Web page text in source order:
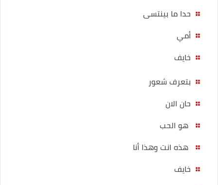
حدا ما بينتسى
أمي
خايف
بتعرف شعور
حان الان
هو الحب
هذه انت وهذا أنا
خايف